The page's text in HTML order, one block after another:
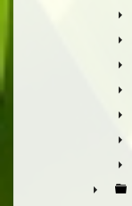
►
►
►
►
►
►
►
►